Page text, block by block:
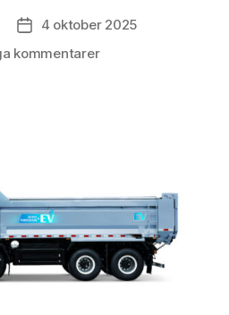
Inläggsdatum
4 oktober 2025
kommentarertill
globalt